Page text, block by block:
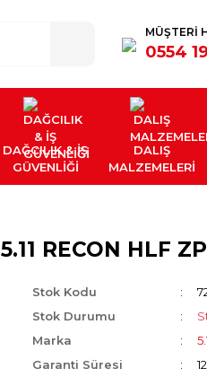
MÜŞTERİ
0554
DAĞCILIK & İŞ
GÜVENLİĞİ
DALIŞ
MALZEMELERİ
5.11 RECON HLF
Stok Kodu
Stok Durumu
Marka
Garanti Süresi